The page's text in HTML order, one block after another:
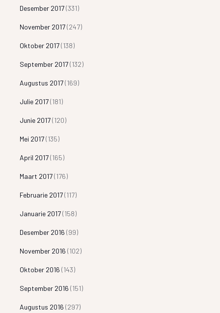
Desember 2017(331)
November 2017(247)
Oktober 2017(138)
September 2017(132)
Augustus 2017(169)
Julie 2017(181)
Junie 2017(120)
Mei 2017(135)
April 2017(165)
Maart 2017(176)
Februarie 2017(117)
Januarie 2017(158)
Desember 2016 (99)
November 2016 (102)
Oktober 2016 (143)
September 2016 (151)
Augustus 2016 (297)